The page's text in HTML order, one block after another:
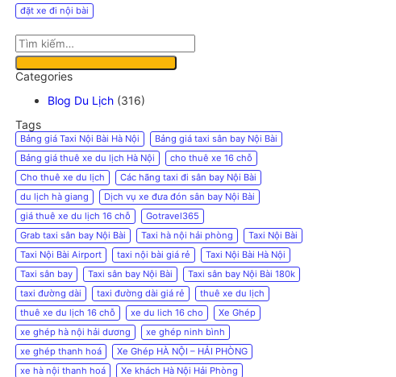
đặt xe đi nội bài
Categories
Blog Du Lịch(316)
Tags
Bảng giá Taxi Nội Bài Hà Nội
Bảng giá taxi sân bay Nội Bài
Bảng giá thuê xe du lịch Hà Nội
cho thuê xe 16 chỗ
Cho thuê xe du lịch
Các hãng taxi đi sân bay Nội Bài
du lịch hà giang
Dịch vụ xe đưa đón sân bay Nội Bài
giá thuê xe du lịch 16 chỗ
Gotravel365
Grab taxi sân bay Nội Bài
Taxi hà nội hải phòng
Taxi Nội Bài
Taxi Nội Bài Airport
taxi nội bài giá rẻ
Taxi Nội Bài Hà Nội
Taxi sân bay
Taxi sân bay Nội Bài
Taxi sân bay Nội Bài 180k
taxi đường dài
taxi đường dài giá rẻ
thuê xe du lịch
thuê xe du lịch 16 chỗ
xe du lich 16 cho
Xe Ghép
xe ghép hà nội hải dương
xe ghép ninh bình
xe ghép thanh hoá
Xe Ghép HÀ NỘI – HẢI PHÒNG
xe hà nội thanh hoá
Xe khách Hà Nội Hải Phòng